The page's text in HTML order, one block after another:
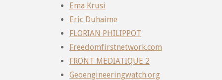
Ema Krusi
Eric Duhaime
FLORIAN PHILIPPOT
Freedomfirstnetwork.com
FRONT MEDIATIQUE 2
Geoengineeringwatch.org